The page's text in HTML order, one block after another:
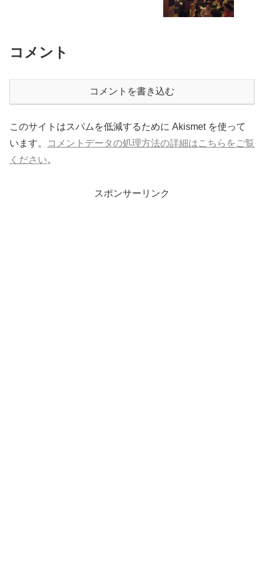
コメント
コメントを書き込む
このサイトはスパムを低減するために Akismet を使って
います。
コメントデータの処理方法の詳細はこちらをご覧
ください。
スポンサーリンク